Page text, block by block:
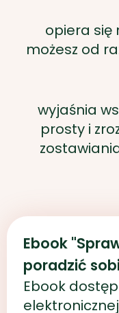
opiera się
możesz od
wyjaśnia
prosty i
Ebook
poradzić
Ebook